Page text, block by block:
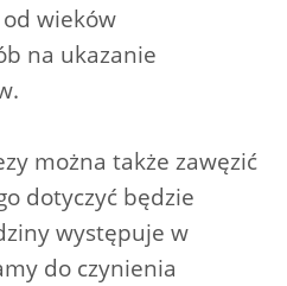
wieków
na ukazanie
można także zawęzić
dotyczyć będzie
występuje w
do czynienia